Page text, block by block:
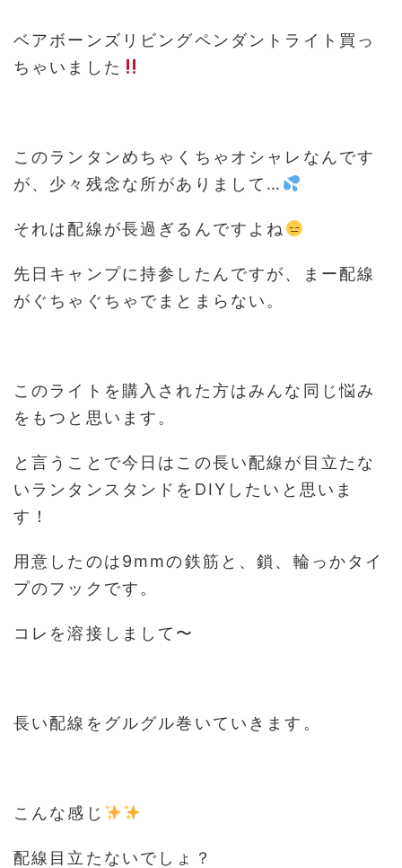
ベアボーンズリビングペンダントライト買っ
ちゃいました
このランタンめちゃくちゃオシャレなんです
が、少々残念な所がありまして…
それは配線が長過ぎるんですよね
先日キャンプに持参したんですが、まー配線
がぐちゃぐちゃでまとまらない。
このライトを購入された方はみんな同じ悩み
をもつと思います。
と言うことで今日はこの長い配線が目立たな
いランタンスタンドをDIYしたいと思いま
す！
用意したのは9mmの鉄筋と、鎖、輪っかタイ
プのフックです。
コレを溶接しまして〜
長い配線をグルグル巻いていきます。
こんな感じ
配線目立たないでしょ？